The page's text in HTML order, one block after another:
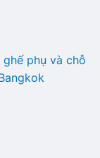
phụ và chỗ